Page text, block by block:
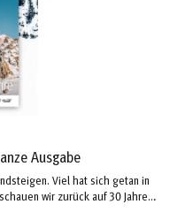
Ausgabe
Viel hat sich getan in
wir zurück auf 30 Jahre